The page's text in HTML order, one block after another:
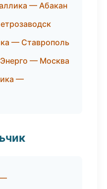
— Абакан
— Ставрополь
— Москва
—
—